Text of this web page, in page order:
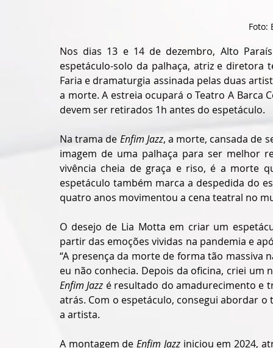
Foto:
Nos dias 13 e 14 de dezembro, Alto
espetáculo-solo da palhaça, atriz e diretora
Faria e dramaturgia assinada pelas duas
a morte. A estreia ocupará o Teatro A Barca
devem ser retirados 1h antes do espetáculo.
Na trama de Enfim Jazz, a morte, cansada de
imagem de uma palhaça para ser melhor
vivência cheia de graça e riso, é a morte
espetáculo também marca a despedida do
quatro anos movimentou a cena teatral no
O desejo de Lia Motta em criar um
partir das emoções vividas na pandemia e
“A presença da morte de forma tão massiva
Enfim Jazz é resultado do amadurecimento e
atrás. Com o espetáculo, consegui abordar
a artista.
A montagem de Enfim Jazz iniciou em 2024,